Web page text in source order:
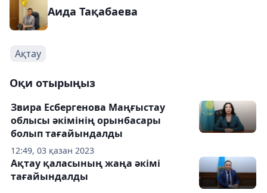
Аида Тақабаева
Ақтау
Оқи отырыңыз
12:49, 03 қазан 2023
Звира Есбергенова Маңғыстау
облысы әкімінің орынбасары
болып тағайындалды
Ақтау қаласының жаңа әкімі
тағайындалды